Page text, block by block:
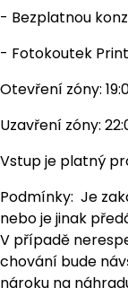
- Bezplatnou
- Fotokoutek
Otevření zóny:
Uzavření zóny:
Vstup je platný
Podmínky: Je
nebo je jinak
V případě
chování bude
nároku na